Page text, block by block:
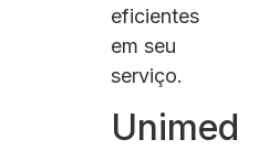
eficientes
em seu
serviço.
Unimed